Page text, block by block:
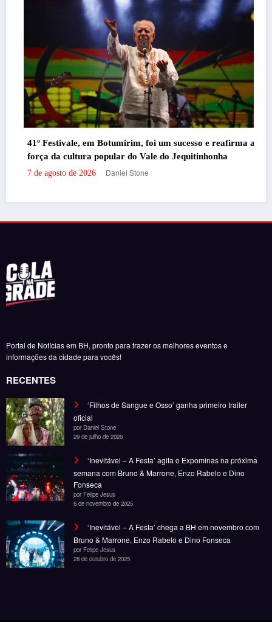
foi um sucesso e reafirma a
do Vale do Jequitinhonha
Daniel Stone
milhas e acúmulo de
7 de agosto de 2026
informações da cidade para vocês!
oficial
por Daniel Stone
29 de julho de 2026
semana com Bruno & Marrone, Enzo Rabelo e Dino
Fonseca
por Felipe Jesus
6 de novembro de 2025
Bruno & Marrone, Enzo Rabelo e Dino Fonseca
por Felipe Jesus
28 de outubro de 2025